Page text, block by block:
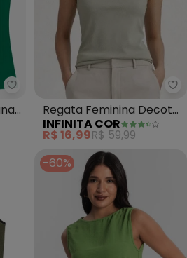
Rovitex - Regata Feminina
Regata Feminina Decote
nas Costas (Verde)
INFINITA COR
R$ 16,99R$ 59,99
-60%